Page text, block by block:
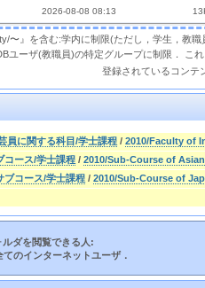
2026-08-08 08:13
〜』を含む:学内に制限(ただし，学生，教
ユーザ(教職員)の特定グループに制限． こ
登録されているコンテ
員に関する科目/学士課程 / 2010/Faculty of
コース/学士課程 / 2010/Sub-Course of
ブコース/学士課程 / 2010/Sub-Course of
ダを閲覧できる人:
てのインターネットユーザ．